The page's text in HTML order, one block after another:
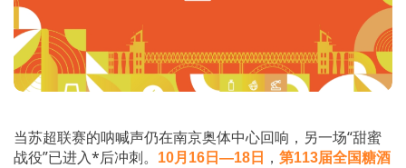
当苏超联赛的呐喊声仍在南京奥体中心回响，另一场“甜蜜
战役”已进入*后冲刺。
10月16日—18日 ， 第113届全国糖酒